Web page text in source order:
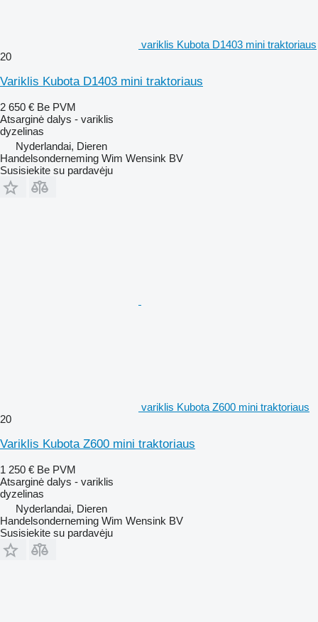
variklis Kubota D1403 mini traktoriaus
20
Variklis Kubota D1403 mini traktoriaus
2 650 € Be PVM
Atsarginė dalys - variklis
dyzelinas
Nyderlandai, Dieren
Handelsonderneming Wim Wensink BV
Susisiekite su pardavėju
variklis Kubota Z600 mini traktoriaus
20
Variklis Kubota Z600 mini traktoriaus
1 250 € Be PVM
Atsarginė dalys - variklis
dyzelinas
Nyderlandai, Dieren
Handelsonderneming Wim Wensink BV
Susisiekite su pardavėju